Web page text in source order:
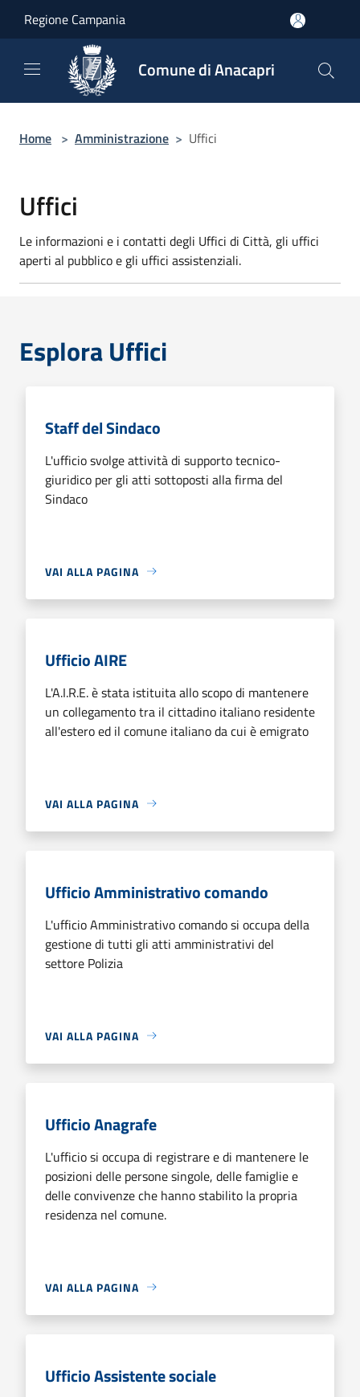
Regione Campania
Comune di Anacapri
Home > Amministrazione > Uffici
Uffici
Le informazioni e i contatti degli Uffici di Città, gli uffici
aperti al pubblico e gli uffici assistenziali.
Esplora Uffici
Staff del Sindaco
L'ufficio svolge attività di supporto tecnico-
giuridico per gli atti sottoposti alla firma del
Sindaco
VAI ALLA PAGINA
Ufficio AIRE
L'A.I.R.E. è stata istituita allo scopo di mantenere
un collegamento tra il cittadino italiano residente
all'estero ed il comune italiano da cui è emigrato
VAI ALLA PAGINA
Ufficio Amministrativo comando
L'ufficio Amministrativo comando si occupa della
gestione di tutti gli atti amministrativi del
settore Polizia
VAI ALLA PAGINA
Ufficio Anagrafe
L'ufficio si occupa di registrare e di mantenere le
posizioni delle persone singole, delle famiglie e
delle convivenze che hanno stabilito la propria
residenza nel comune.
VAI ALLA PAGINA
Ufficio Assistente sociale